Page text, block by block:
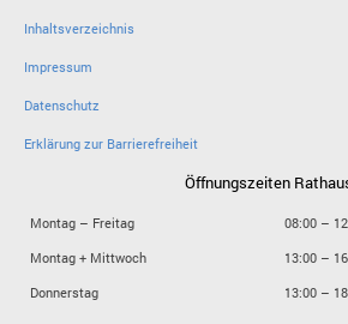
Inhaltsverzeichnis
Impressum
Datenschutz
Erklärung zur Barrierefreiheit
Öffnungszeiten
Montag – Freitag
08:00 –
Montag + Mittwoch
13:00 –
Donnerstag
13:00 –